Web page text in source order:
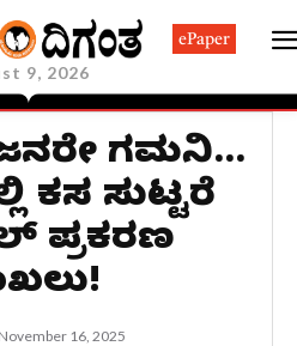
9, 2026
ePaper
ಗಮನಿಸಿ…
ಕಸ ಸುಟ್ಟರೆ
ಪ್ರಕರಣ
November 16, 2025